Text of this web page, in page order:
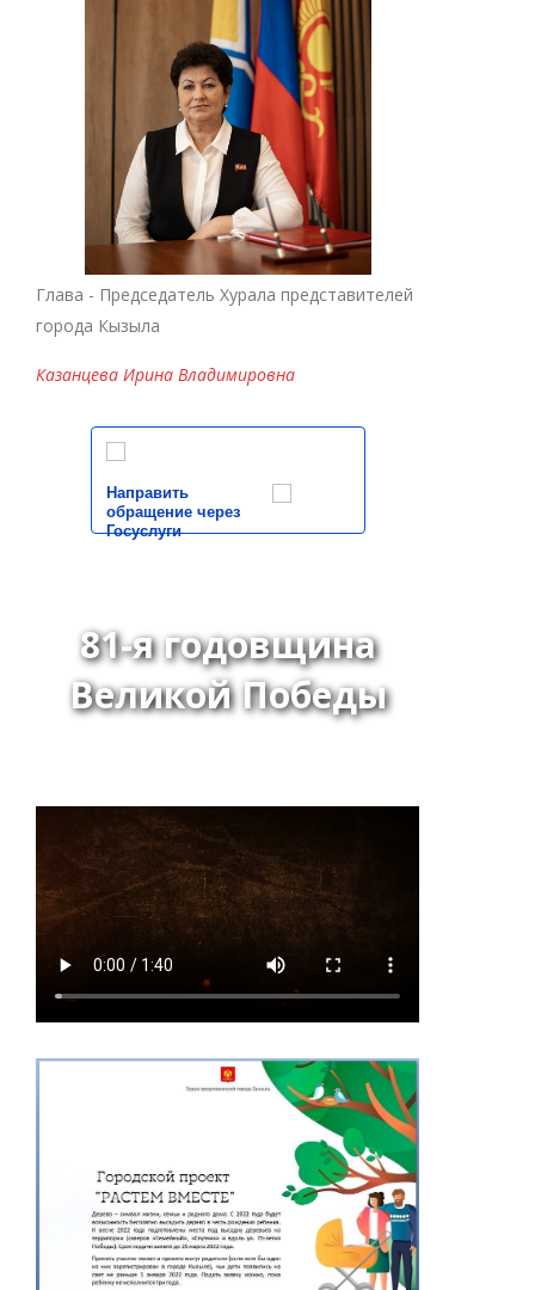
Глава - Председатель Хурала представителей
города Кызыла
Казанцева Ирина Владимировна
Направить
обращение через
Госуслуги
81-я годовщина
Великой Победы